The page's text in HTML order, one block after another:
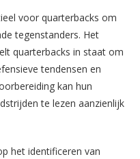
voor quarterbacks om
tegenstanders. Het
quarterbacks in staat om
tendensen en
kan hun
te lezen aanzienlijk
het identificeren van